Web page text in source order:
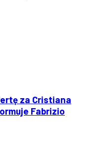
za Cristiana
Fabrizio